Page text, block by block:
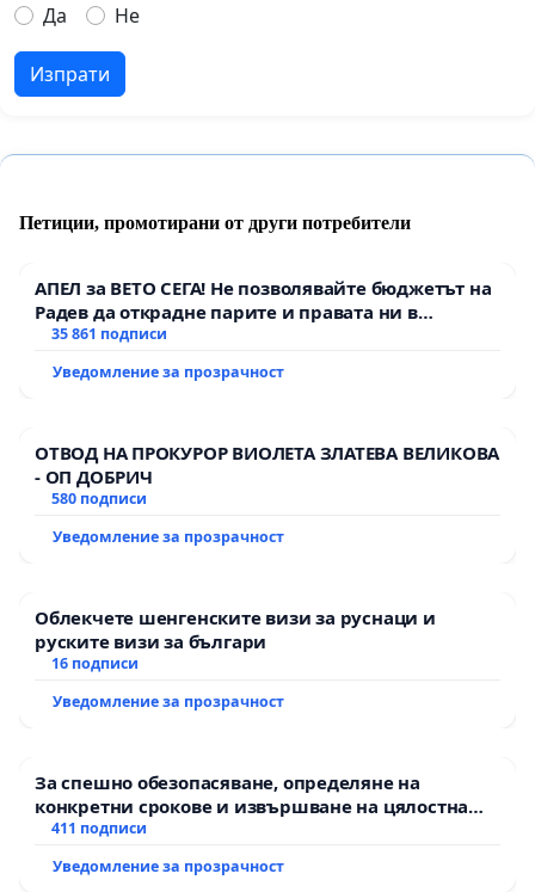
Да
Не
Изпрати
Петиции, промотирани от други потребители
АПЕЛ за ВЕТО СЕГА! Не позволявайте бюджетът на
Радев да открадне парите и правата ни в
тъмното
35 861 подписи
Уведомление за прозрачност
ОТВОД НА ПРОКУРОР ВИОЛЕТА ЗЛАТЕВА ВЕЛИКОВА
- ОП ДОБРИЧ
580 подписи
Уведомление за прозрачност
Облекчете шенгенските визи за руснаци и
руските визи за българи
16 подписи
Уведомление за прозрачност
За спешно обезопасяване, определяне на
конкретни срокове и извършване на цялостна
рехабилитация на републиканския път между
Мирово - к.к. Момин проход
411 подписи
Уведомление за прозрачност